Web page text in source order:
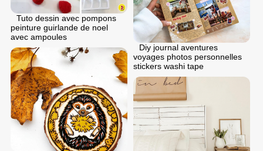
Tuto dessin avec pompons
peinture guirlande de noel
avec ampoules
Diy journal aventures
voyages photos personnelles
stickers washi tape